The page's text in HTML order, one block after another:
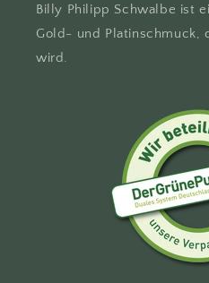
Billy Philipp Schwalbe ist
Gold- und Platinschmuck,
wird.